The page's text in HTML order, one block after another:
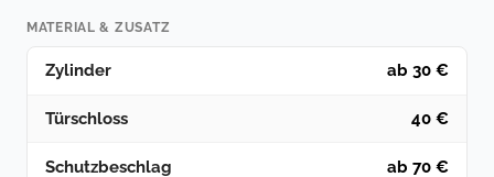
MATERIAL & ZUSATZ
Zylinder ab 30 €
Türschloss 40 €
Schutzbeschlag ab 70 €